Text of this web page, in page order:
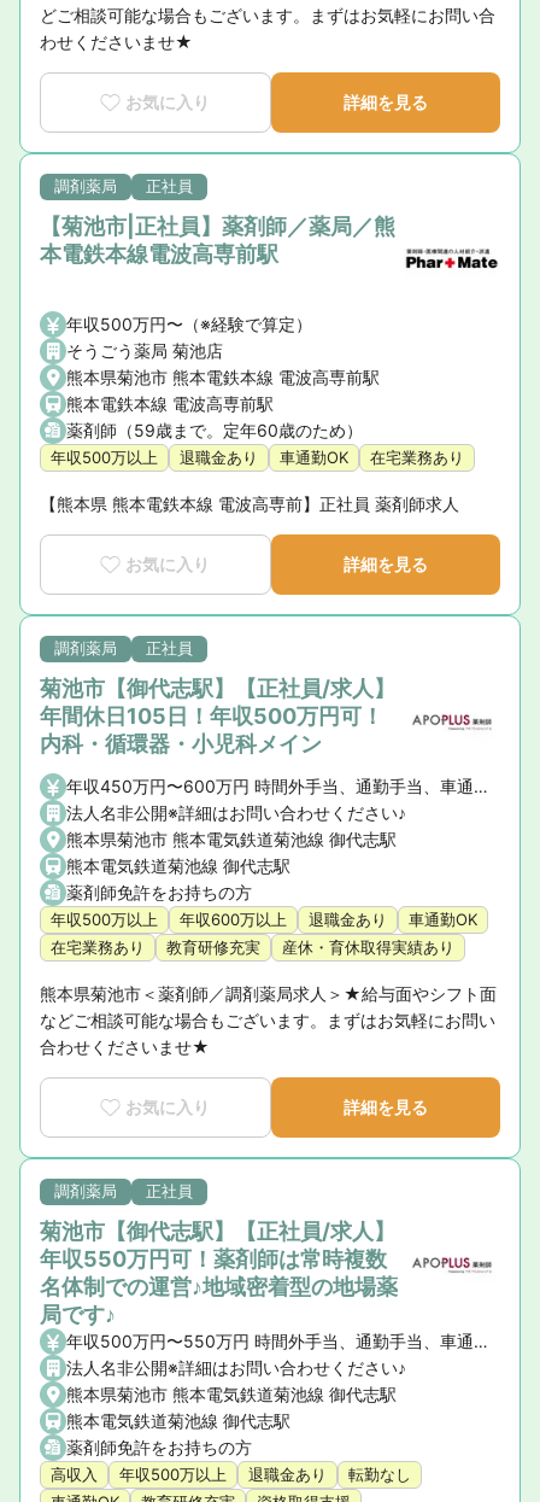
どご相談可能な場合もございます。まずはお気軽にお問い合
わせくださいませ★
お気に入り 詳細を見る
調剤薬局 正社員
【菊池市|正社員】薬剤師／薬局／熊
本電鉄本線電波高専前駅
年収500万円〜（※経験で算定）
そうごう薬局 菊池店
熊本県菊池市 熊本電鉄本線 電波高専前駅
熊本電鉄本線 電波高専前駅
薬剤師（59歳まで。定年60歳のため）
年収500万以上 退職金あり 車通勤OK 在宅業務あり
【熊本県 熊本電鉄本線 電波高専前】正社員 薬剤師求人
お気に入り 詳細を見る
調剤薬局 正社員
菊池市【御代志駅】【正社員/求人】
年間休日105日！年収500万円可！
内科・循環器・小児科メイン
年収450万円〜600万円 時間外手当、通勤手当、車通勤手当（駐車場・ガソリン代）、薬剤師手当、住宅手当（社宅含）、皆勤手当
法人名非公開※詳細はお問い合わせください♪
熊本県菊池市 熊本電気鉄道菊池線 御代志駅
熊本電気鉄道菊池線 御代志駅
薬剤師免許をお持ちの方
年収500万以上 年収600万以上 退職金あり
車通勤OK
在宅業務あり
教育研修充実 産休・育休取得実績あり
熊本県菊池市＜薬剤師／調剤薬局求人＞★給与面やシフト面
などご相談可能な場合もございます。まずはお気軽にお問い
合わせくださいませ★
お気に入り 詳細を見る
調剤薬局 正社員
菊池市【御代志駅】【正社員/求人】
年収550万円可！薬剤師は常時複数
名体制での運営♪地域密着型の地場薬
局です♪
年収500万円〜550万円 時間外手当、通勤手当、車通勤手当（駐車場・ガソリン代）
法人名非公開※詳細はお問い合わせください♪
熊本県菊池市 熊本電気鉄道菊池線 御代志駅
熊本電気鉄道菊池線 御代志駅
薬剤師免許をお持ちの方
高収入 年収500万以上 退職金あり
転勤なし